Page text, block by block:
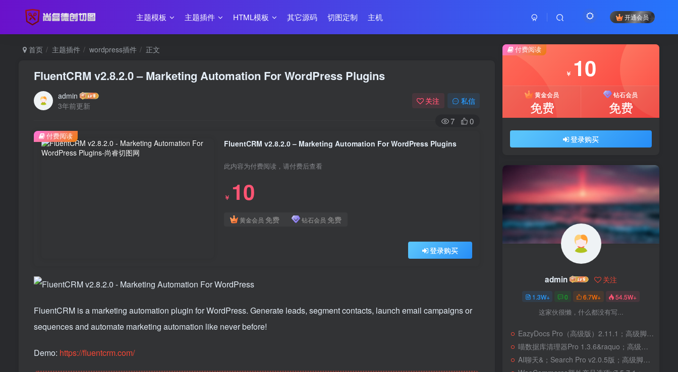
主题模板 主题插件 HTML模板 其它源码 切图定制 主机 开通会员
首页 主题插件 wordpress插件 正文
FluentCRM v2.8.2.0 – Marketing Automation For WordPress Plugins
admin
3年前更新
关注 私信
7 0
FluentCRM v2.8.2.0 – Marketing Automation For WordPress Plugins
此内容为付费阅读，请付费后查看
￥ 10
黄金会员 免费 钻石会员 免费
登录购买
付费阅读
FluentCRM is a marketing automation plugin for WordPress. Generate leads, segment contacts, launch email campaigns or
sequences and automate marketing automation like never before!
Demo: https://fluentcrm.com/
付费阅读
￥ 10
黄金会员
免费
钻石会员
免费
登录购买
admin 关注
1.3W+ 0 6.7W+ 54.5W+
这家伙很懒，什么都没有写...
EazyDocs Pro（高级版）2.11.1；高级脚本、插件和；移动
喵数据库清理器Pro 1.3.6&raquo；高级脚本、插件和；移动
AI聊天&；Search Pro v2.0.5版；高级脚本、插件和；移动